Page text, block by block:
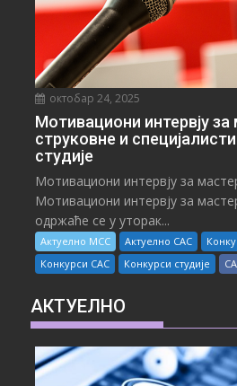
октобар 24, 2025
Мотивациони интервју за
струковне и
студије
Мотивациони интервју за
Мотивациони интервју за
одржаће се у уторак...
Актуелно МСС Актуелно САС
Конкурси САС
Конкурси студије
АКТУЕЛНО